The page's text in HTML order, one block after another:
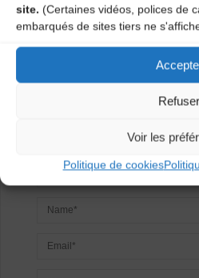
site. (Certaines vidéos, polices de
embarqués de sites tiers ne
Refuser
Voir les
Politique de cookies
Votre adresse e-mail ne sera pas
obligatoires sont indiqués avec